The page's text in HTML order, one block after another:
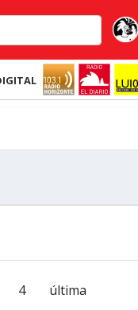
4 última